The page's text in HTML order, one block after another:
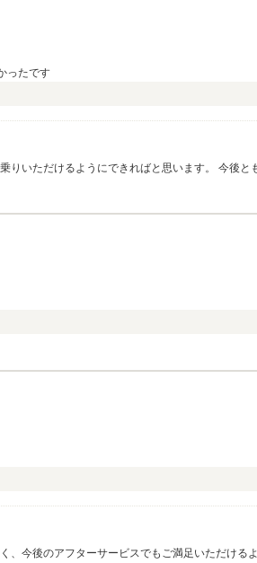
ったです
りいただけるようにできればと思います。 今後と